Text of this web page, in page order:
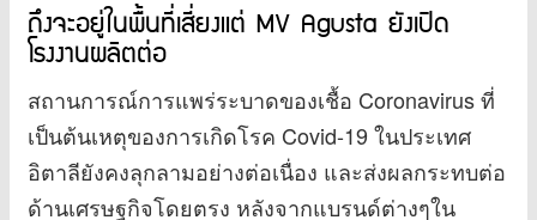
ถึงจะอยู่ในพื้นที่เสี่ยงแต่ MV Agusta ยังเปิด
โรงงานผลิตต่อ
สถานการณ์การแพร่ระบาดของเชื้อ Coronavirus ที่
เป็นต้นเหตุของการเกิดโรค Covid-19 ในประเทศ
อิตาลียังคงลุกลามอย่างต่อเนื่อง และส่งผลกระทบต่อ
ด้านเศรษฐกิจโดยตรง หลังจากแบรนด์ต่างๆใน